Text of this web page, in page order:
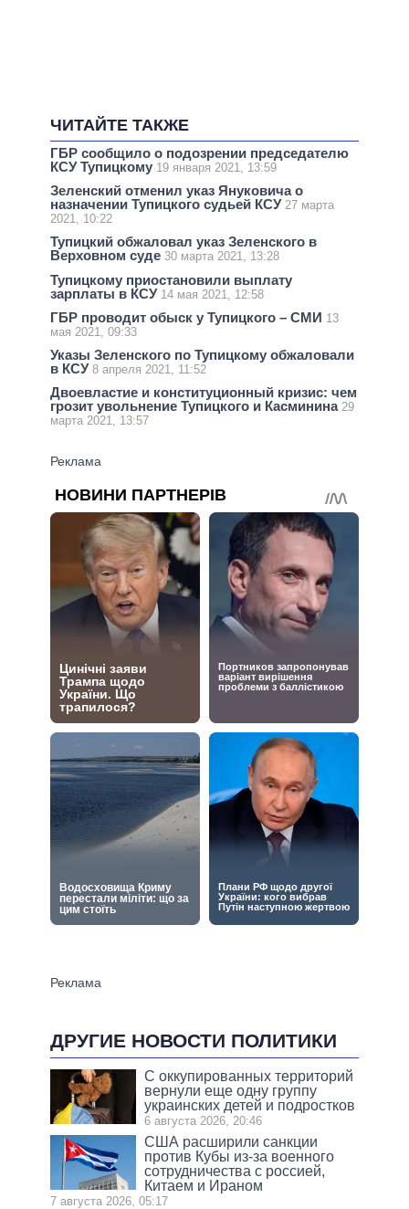
ЧИТАЙТЕ ТАКЖЕ
ГБР сообщило о подозрении председателю
КСУ Тупицкому 19 января 2021, 13:59
Зеленский отменил указ Януковича о
назначении Тупицкого судьей КСУ 27 марта
2021, 10:22
Тупицкий обжаловал указ Зеленского в
Верховном суде 30 марта 2021, 13:28
Тупицкому приостановили выплату
зарплаты в КСУ 14 мая 2021, 12:58
ГБР проводит обыск у Тупицкого – СМИ 13
мая 2021, 09:33
Указы Зеленского по Тупицкому обжаловали
в КСУ 8 апреля 2021, 11:52
Двоевластие и конституционный кризис: чем
грозит увольнение Тупицкого и Касминина 29
марта 2021, 13:57
ДРУГИЕ НОВОСТИ ПОЛИТИКИ
С оккупированных территорий
вернули еще одну группу
украинских детей и подростков
6 августа 2026, 20:46
США расширили санкции
против Кубы из-за военного
сотрудничества с россией,
Китаем и Ираном
7 августа 2026, 05:17